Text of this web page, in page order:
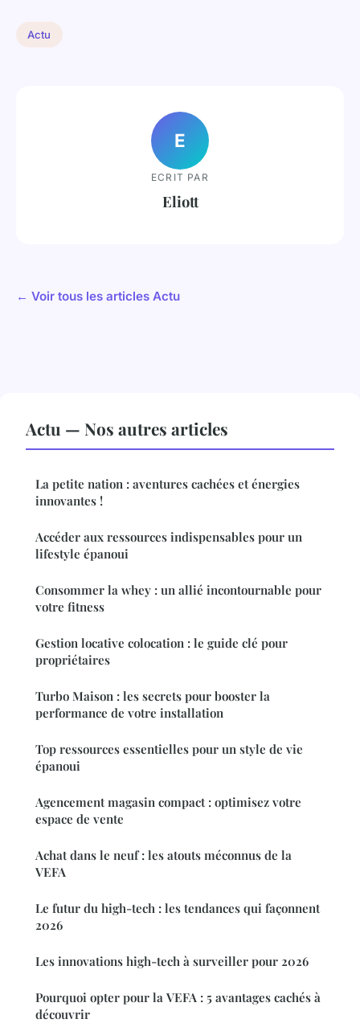
Actu
E
ECRIT PAR
Eliott
← Voir tous les articles Actu
Actu — Nos autres articles
La petite nation : aventures cachées et énergies
innovantes !
Accéder aux ressources indispensables pour un
lifestyle épanoui
Consommer la whey : un allié incontournable pour
votre fitness
Gestion locative colocation : le guide clé pour
propriétaires
Turbo Maison : les secrets pour booster la
performance de votre installation
Top ressources essentielles pour un style de vie
épanoui
Agencement magasin compact : optimisez votre
espace de vente
Achat dans le neuf : les atouts méconnus de la
VEFA
Le futur du high-tech : les tendances qui façonnent
2026
Les innovations high-tech à surveiller pour 2026
Pourquoi opter pour la VEFA : 5 avantages cachés à
découvrir